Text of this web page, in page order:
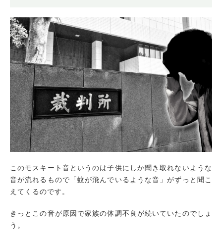
このモスキート音というのは子供にしか聞き取れないような
音が流れるもので「蚊が飛んでいるような音」がずっと聞こ
えてくるのです。
きっとこの音が原因で家族の体調不良が続いていたのでしょ
う。